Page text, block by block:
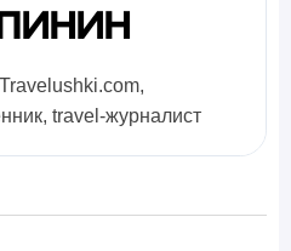
travel-журналист